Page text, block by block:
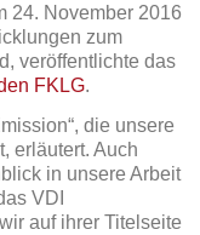
24. November 2016
zum
veröffentlichte das
FKLG.
die unsere
erläutert. Auch
in unsere Arbeit
VDI
auf ihrer Titelseite